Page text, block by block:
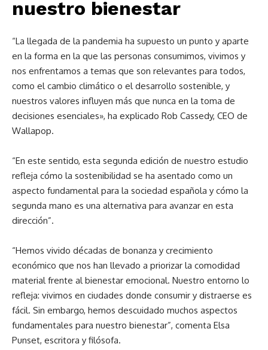
nuestro bienestar
“La llegada de la pandemia ha supuesto un punto y aparte
en la forma en la que las personas consumimos, vivimos y
nos enfrentamos a temas que son relevantes para todos,
como el cambio climático o el desarrollo sostenible, y
nuestros valores influyen más que nunca en la toma de
decisiones esenciales», ha explicado Rob Cassedy, CEO de
Wallapop.
“En este sentido, esta segunda edición de nuestro estudio
refleja cómo la sostenibilidad se ha asentado como un
aspecto fundamental para la sociedad española y cómo la
segunda mano es una alternativa para avanzar en esta
dirección”.
“Hemos vivido décadas de bonanza y crecimiento
económico que nos han llevado a priorizar la comodidad
material frente al bienestar emocional. Nuestro entorno lo
refleja: vivimos en ciudades donde consumir y distraerse es
fácil. Sin embargo, hemos descuidado muchos aspectos
fundamentales para nuestro bienestar”, comenta Elsa
Punset, escritora y filósofa.